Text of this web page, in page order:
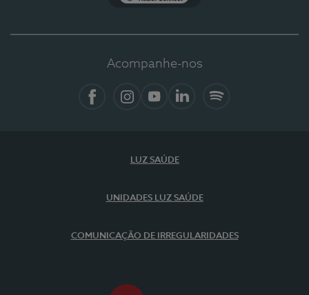
Acompanhe-nos
LUZ SAÚDE
UNIDADES LUZ SAÚDE
COMUNICAÇÃO DE IRREGULARIDADES